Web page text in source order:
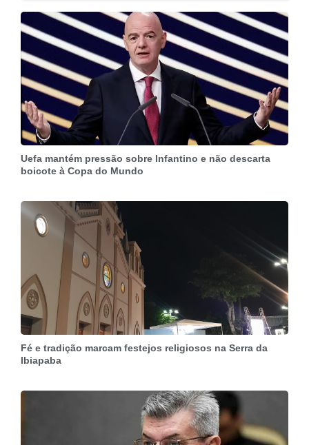
Uefa mantém pressão sobre Infantino e não descarta
boicote à Copa do Mundo
Fé e tradição marcam festejos religiosos na Serra da
Ibiapaba